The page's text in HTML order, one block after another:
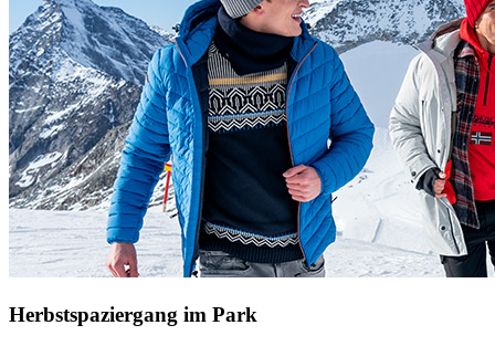
Herbstspaziergang im Park